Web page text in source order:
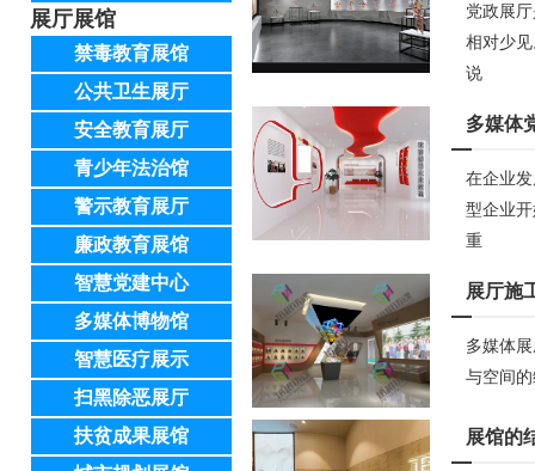
展厅展馆
禁毒教育展馆
公共卫生展厅
安全教育展厅
青少年法治馆
警示教育展厅
廉政教育展馆
智慧党建中心
多媒体博物馆
智慧医疗展示
扫黑除恶展厅
扶贫成果展馆
党政展
相对少
说
多媒体
在企业
型企业
重
展厅施
多媒体
与空间
展馆的